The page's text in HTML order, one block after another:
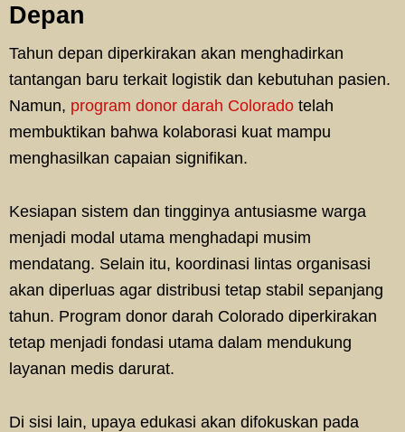
Depan
Tahun depan diperkirakan akan menghadirkan
tantangan baru terkait logistik dan kebutuhan pasien.
Namun, program donor darah Colorado telah
membuktikan bahwa kolaborasi kuat mampu
menghasilkan capaian signifikan.
Kesiapan sistem dan tingginya antusiasme warga
menjadi modal utama menghadapi musim
mendatang. Selain itu, koordinasi lintas organisasi
akan diperluas agar distribusi tetap stabil sepanjang
tahun. Program donor darah Colorado diperkirakan
tetap menjadi fondasi utama dalam mendukung
layanan medis darurat.
Di sisi lain, upaya edukasi akan difokuskan pada